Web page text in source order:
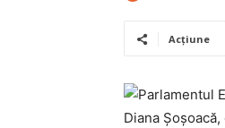
Acțiune
Diana